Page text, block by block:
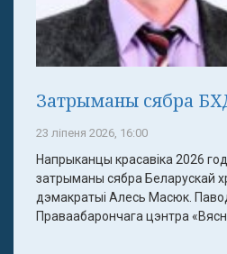
Затрыманы сябра
23 ліпеня 2026, 16:00
Напрыканцы красавіка 2026
затрыманы сябра Беларускай
дэмакратыі Алесь Масюк.
Праваабарончага цэнтра